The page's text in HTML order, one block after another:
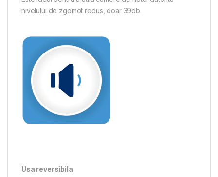
nivelului de zgomot redus, doar 39db.
Usa reversibila